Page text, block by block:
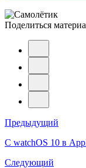
Поделиться
Навигация
по
записям
Предыдущий
С watchOS 10 в
Следующий